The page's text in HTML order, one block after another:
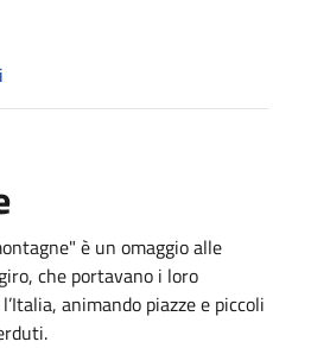
è un omaggio alle
che portavano i loro
animando piazze e piccoli